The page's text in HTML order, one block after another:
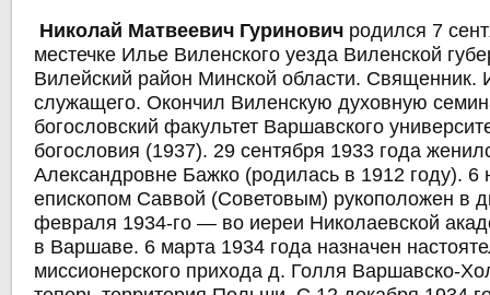
Николай Матвеевич Гуринович родился 7
местечке Илье Виленского уезда Виленской
Вилейский район Минской области. Священник.
служащего. Окончил Виленскую духовную
богословский факультет Варшавского
богословия (1937). 29 сентября 1933 года
Александровне Бажко (родилась в 1912 году). 6
епископом Саввой (Советовым) рукоположен в
февраля 1934-го — во иереи Николаевской
в Варшаве. 6 марта 1934 года назначен
миссионерского прихода д. Голля Варшавско-